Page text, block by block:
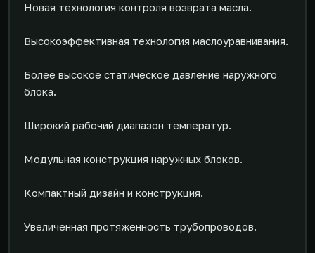
Новая технология контроля возврата масла.
Высокоэффективная технология маслоуравнивания.
Более высокое статическое давление наружного
блока.
Широкий рабочий диапазон температур.
Модульная конструкция наружных блоков.
Компактный дизайн и конструкция.
Увеличенная протяженность трубопроводов.